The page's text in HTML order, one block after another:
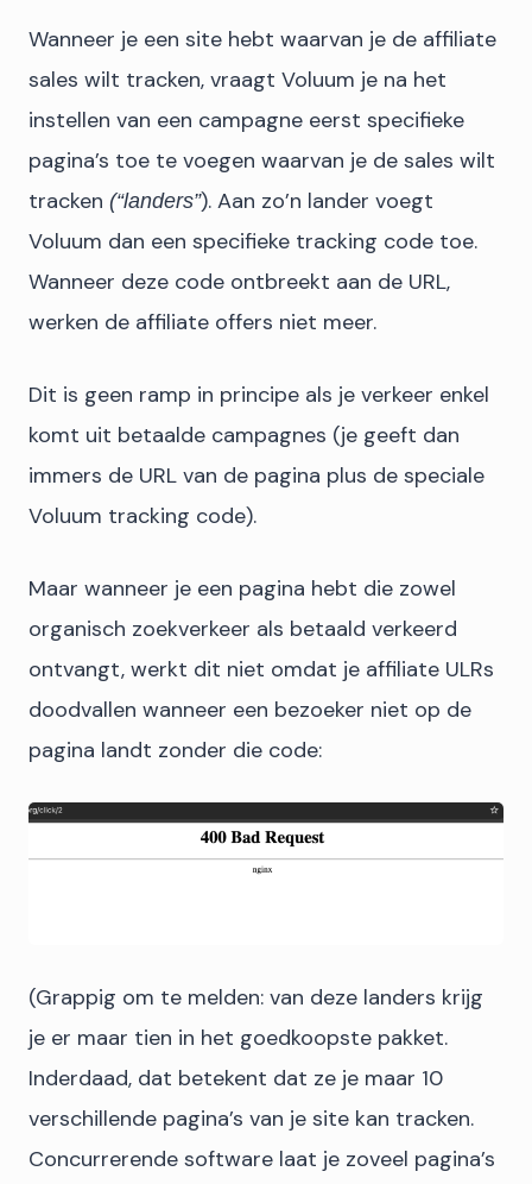
Wanneer je een site hebt waarvan je de affiliate
sales wilt tracken, vraagt Voluum je na het
instellen van een campagne eerst specifieke
pagina’s toe te voegen waarvan je de sales wilt
tracken (“landers”). Aan zo’n lander voegt
Voluum dan een specifieke tracking code toe.
Wanneer deze code ontbreekt aan de URL,
werken de affiliate offers niet meer.
Dit is geen ramp in principe als je verkeer enkel
komt uit betaalde campagnes (je geeft dan
immers de URL van de pagina plus de speciale
Voluum tracking code).
Maar wanneer je een pagina hebt die zowel
organisch zoekverkeer als betaald verkeerd
ontvangt, werkt dit niet omdat je affiliate ULRs
doodvallen wanneer een bezoeker niet op de
pagina landt zonder die code:
(Grappig om te melden: van deze landers krijg
je er maar tien in het goedkoopste pakket.
Inderdaad, dat betekent dat ze je maar 10
verschillende pagina’s van je site kan tracken.
Concurrerende software laat je zoveel pagina’s